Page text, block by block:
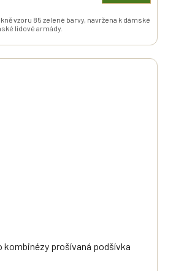
vzoru 85 zelené barvy, navržena k dámské
lidové armády.
kombinézy prošívaná podšívka